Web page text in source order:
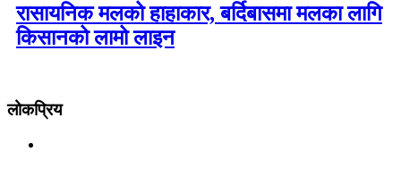
रासायनिक मलको हाहाकार, बर्दिबासमा मलका लागि
किसानको लामो लाइन
लोकप्रिय